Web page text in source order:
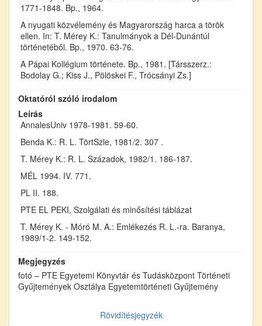
1771-1848. Bp., 1964.
A nyugati közvélemény és Magyarország harca a török
ellen. In: T. Mérey K.: Tanulmányok a Dél-Dunántúl
történetéből. Bp., 1970. 63-76.
A Pápai Kollégium története. Bp., 1981. [Társszerz.:
Bodolay G.; Kiss J., Pölöskei F., Trócsányi Zs.]
Oktatóról szóló irodalom
Leírás
AnnalesUniv 1978-1981. 59-60.
Benda K.: R. L. TörtSzle, 1981/2. 307 .
T. Mérey K.: R. L. Századok, 1982/1. 186-187.
MÉL 1994. IV. 771.
PL II. 188.
PTE EL PEKI, Szolgálati és minősítési táblázat
T. Mérey K. - Móró M. A.: Emlékezés R. L.-ra. Baranya,
1989/1-2. 149-152.
Megjegyzés
fotó – PTE Egyetemi Könyvtár és Tudásközpont Történeti
Gyűjtemények Osztálya Egyetemtörténeti Gyűjtemény
Rövidítésjegyzék